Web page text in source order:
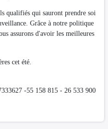
qualifiés qui sauront prendre soi
Grâce à notre politique
assurons d'avoir les meilleures
cet été.
-55 158 815 - 26 533 900